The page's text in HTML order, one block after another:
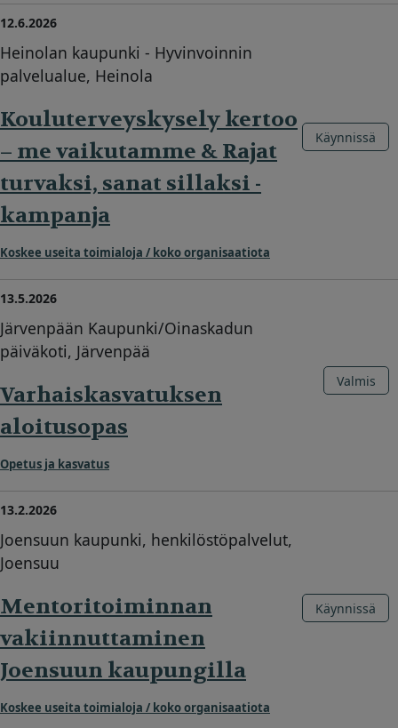
12.6.2026
Heinolan kaupunki - Hyvinvoinnin
palvelualue, Heinola
Kouluterveyskysely kertoo
– me vaikutamme & Rajat
turvaksi, sanat sillaksi -
kampanja
Koskee useita toimialoja / koko organisaatiota
Käynnissä
13.5.2026
Järvenpään Kaupunki/Oinaskadun
päiväkoti, Järvenpää
Varhaiskasvatuksen
aloitusopas
Opetus ja kasvatus
Valmis
13.2.2026
Joensuun kaupunki, henkilöstöpalvelut,
Joensuu
Mentoritoiminnan
vakiinnuttaminen
Joensuun kaupungilla
Koskee useita toimialoja / koko organisaatiota
Käynnissä